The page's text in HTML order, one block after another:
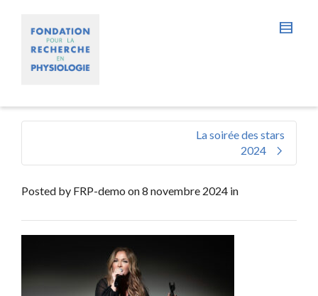
La soirée des stars
2024
Posted by FRP-demo on8 novembre 2024 in